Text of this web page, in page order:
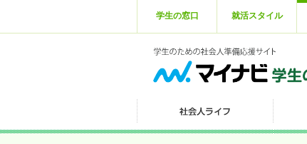
学生の窓口 就活スタイル